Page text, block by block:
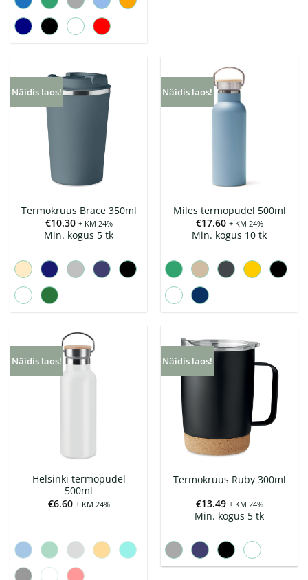
Näidis laos!
Termokruus Brace 350ml
€10.30 + KM 24%
Min. kogus 5 tk
Näidis laos!
Miles termopudel 500ml
€17.60 + KM 24%
Min. kogus 10 tk
Näidis laos!
Helsinki termopudel
500ml
€6.60 + KM 24%
Näidis laos!
Termokruus Ruby 300ml
€13.49 + KM 24%
Min. kogus 5 tk